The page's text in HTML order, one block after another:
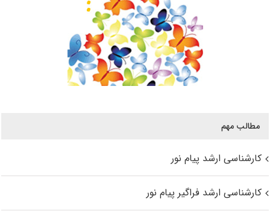
مطالب مهم
کارشناسی ارشد پیام نور
کارشناسی ارشد فراگیر پیام نور